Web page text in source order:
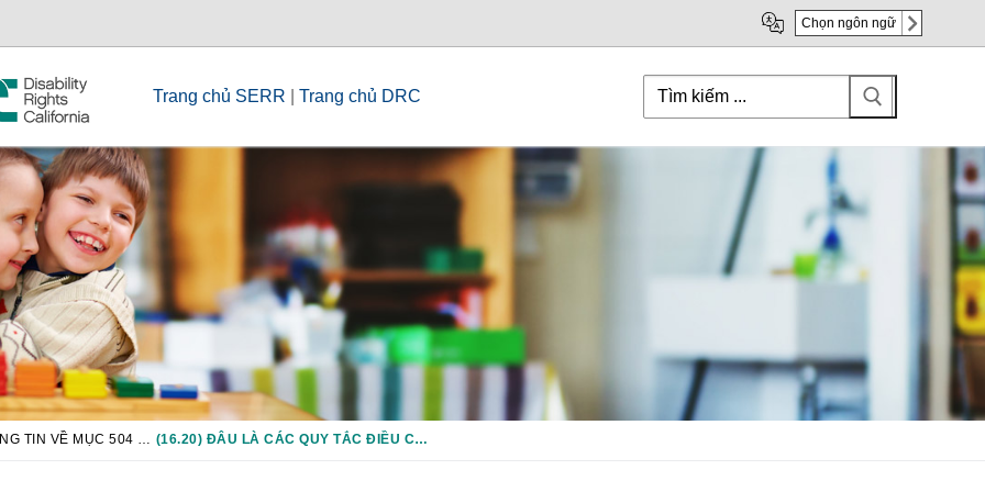
Chọn ngôn ngữ
Trang chủ SERR Trang chủ DRC
Search
for:
(16.20) ĐÂU LÀ CÁC QUY TẮC ĐIỀU CHỈNH VIỆC KỶ LUẬT HỌC SINH ĐƯỢC XÁC ĐỊNH LÀ MẮC KHUYẾT TẬT THEO MỤC 504?